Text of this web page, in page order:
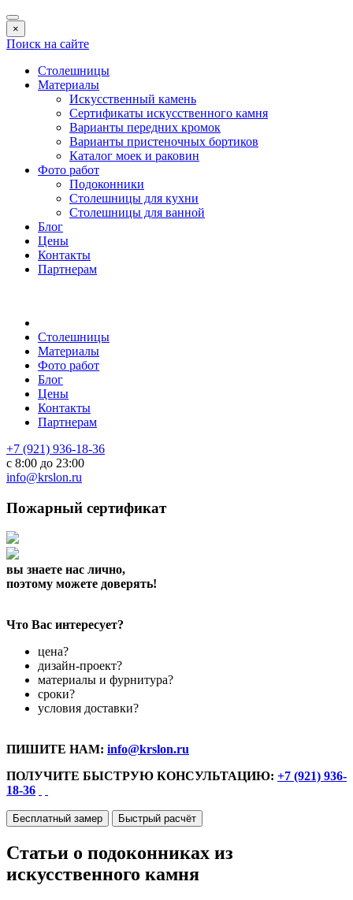
×
Поиск на сайте
Столешницы
Материалы
Искусственный камень
Сертификаты искусственного камня
Варианты передних кромок
Варианты пристеночных бортиков
Каталог моек и раковин
Фото работ
Подоконники
Столешницы для кухни
Столешницы для ванной
Блог
Цены
Контакты
Партнерам
Столешницы
Материалы
Фото работ
Блог
Цены
Контакты
Партнерам
+7 (921) 936-18-36
с 8:00 до 23:00
info@krslon.ru
Пожарный сертификат
вы знаете нас лично,
поэтому можете доверять!
Что Вас интересует?
цена?
дизайн-проект?
материалы и фурнитура?
сроки?
условия доставки?
ПИШИТЕ НАМ: info@krslon.ru
ПОЛУЧИТЕ БЫСТРУЮ КОНСУЛЬТАЦИЮ: +7 (921) 936-
18-36
Бесплатный замер Быстрый расчёт
Статьи о подоконниках из
искусственного камня